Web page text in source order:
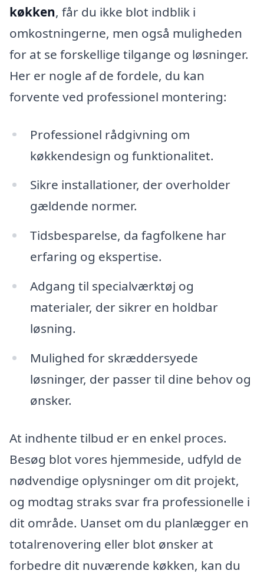
køkken, får du ikke blot indblik i
omkostningerne, men også muligheden
for at se forskellige tilgange og løsninger.
Her er nogle af de fordele, du kan
forvente ved professionel montering:
Professionel rådgivning om
køkkendesign og funktionalitet.
Sikre installationer, der overholder
gældende normer.
Tidsbesparelse, da fagfolkene har
erfaring og ekspertise.
Adgang til specialværktøj og
materialer, der sikrer en holdbar
løsning.
Mulighed for skræddersyede
løsninger, der passer til dine behov og
ønsker.
At indhente tilbud er en enkel proces.
Besøg blot vores hjemmeside, udfyld de
nødvendige oplysninger om dit projekt,
og modtag straks svar fra professionelle i
dit område. Uanset om du planlægger en
totalrenovering eller blot ønsker at
forbedre dit nuværende køkken, kan du